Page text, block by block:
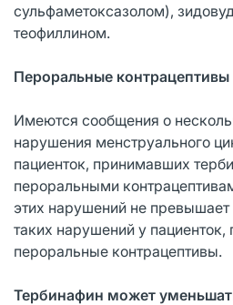
сульфаметоксазолом),
теофиллином.
Пероральные контрацептивы
Имеются сообщения о
нарушения менструального
пациенток, принимавших
пероральными
этих нарушений не
таких нарушений у
пероральные контрацептивы.
Тербинафин может